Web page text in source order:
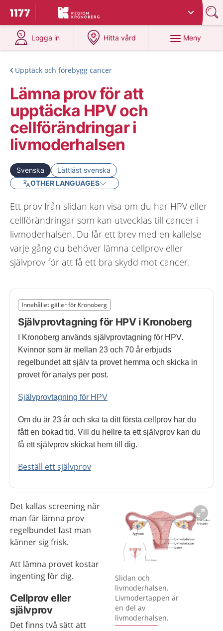
Till startsidan för 1177
Du har valt region
Logga in
på 1177.se
Hitta vård
på 1177.se
Meny
Upptäck och förebygg cancer
Lämna prov för att
upptäcka HPV och
cellförändringar i
livmoderhalsen
Svenska
Lättläst svenska
OTHER LANGUAGES
Ett prov från slidan kan visa om du har HPV eller
cellförändringar som kan utvecklas till cancer i
livmoderhalsen. Du får ett brev med en kallelse
varje gång du behöver lämna cellprov eller
självprov för att få ett bra skydd mot cancer.
Nedan innehåll gäller region Kronoberg
Innehållet gäller för Kronoberg
Självprovtagning för HPV i Kronoberg
I Kronoberg används självprovtagning för HPV.
Kvinnor som är mellan 23 och 70 år erbjuds
regelbundet att själv ta provet hemma och skicka in
provet för analys per post.
Självprovtagning för HPV
Om du är 23 år och ska ta ditt första cellprov har du
fått en bokad tid. Vill du hellre ta ett självprov kan du
få ett självprov skickat hem till dig.
Beställ ett självprov
Slut på det regionala tillägget från region Kronoberg
Förstora bilden
Slidan och
livmoderhalsen.
Livmodertappen är
en del av
livmoderhalsen.
Det kallas screening när
man får lämna prov
regelbundet fast man
känner sig frisk.
Att lämna provet kostar
ingenting för dig.
Cellprov eller
självprov
Det finns två sätt att